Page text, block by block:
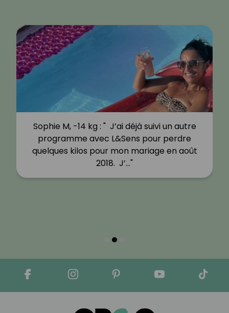
Sophie M, -14 kg : " J’ai déjà suivi un autre
programme avec L&Sens pour perdre
quelques kilos pour mon mariage en août
2018. J’…"